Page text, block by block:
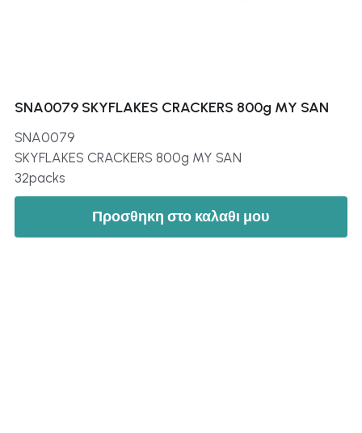
SNA0079 SKYFLAKES CRACKERS 800g MY SAN
SNA0079
SKYFLAKES CRACKERS 800g MY SAN
32packs
Προσθηκη στο καλαθι μου